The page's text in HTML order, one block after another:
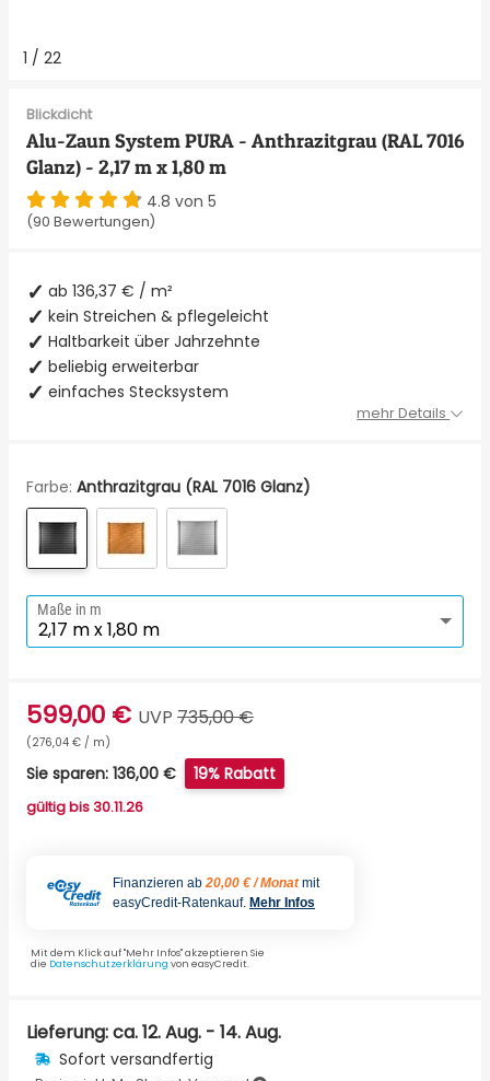
1 / 22
Blickdicht
Alu-Zaun System PURA - Anthrazitgrau (RAL 7016
Glanz) - 2,17 m x 1,80 m
4.8 von 5
(90 Bewertungen)
ab 136,37 € / m²
kein Streichen & pflegeleicht
Haltbarkeit über Jahrzehnte
beliebig erweiterbar
einfaches Stecksystem
mehr Details
Farbe: Anthrazitgrau (RAL 7016 Glanz)
Maße in m
599,00 € UVP 735,00 €
(276,04 € / m)
Sie sparen: 136,00 € 19% Rabatt
gültig bis 30.11.26
Finanzieren ab 20,00 € / Monat mit
easyCredit-Ratenkauf. Mehr Infos
Mit dem Klick auf "Mehr Infos" akzeptieren Sie
die Datenschutzerklärung von easyCredit.
Lieferung: ca.12. Aug. - 14. Aug.
Sofort versandfertig